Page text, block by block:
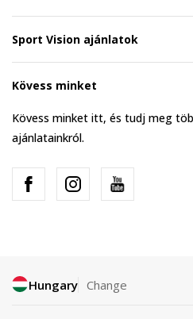
Sport Vision ajánlatok
Kövess minket
Kövess minket itt, és tudj meg
ajánlatainkról.
Hungary Change